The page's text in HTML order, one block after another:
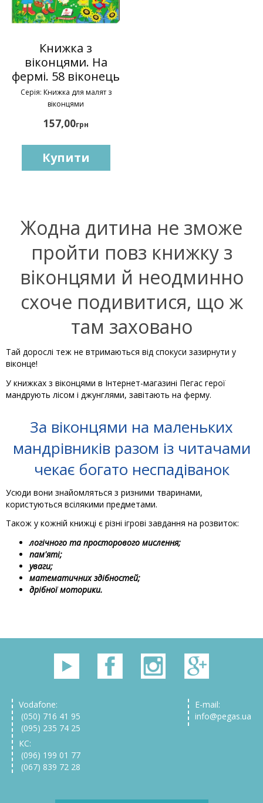
Книжка з
віконцями. На
фермі. 58 віконець
Серія: Книжка для малят з
віконцями
157,00грн
Купити
Жодна дитина не зможе
пройти повз книжку з
віконцями й неодминно
схоче подивитися, що ж
там заховано
Тай дорослі теж не втримаються від спокуси зазирнути у
віконце!
У книжках з віконцями в Інтернет-магазині Пегас герої
мандрують лісом і джунглями, завітають на ферму.
За віконцями на маленьких
мандрівників разом із читачами
чекає богато неспадіванок
Усюди вони знайомляться з ризними тваринами,
користуються всілякими предметами.
Також у кожній книжці є різні ігрові завдання на розвиток:
логічного та просторового мислення;
пам'яті;
уваги;
математичних здібностей;
дрібної моторики.
Vodafone:
(050) 716 41 95
(095) 235 74 25
КС:
(096) 199 01 77
(067) 839 72 28
E-mail:
info@pegas.ua